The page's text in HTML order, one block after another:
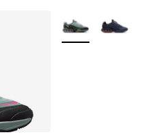
Meer kleuren